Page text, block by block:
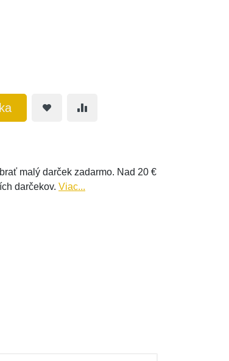
malý darček zadarmo. Nad 20 €
darčekov. Viac...